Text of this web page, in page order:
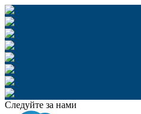
Следуйте за нами